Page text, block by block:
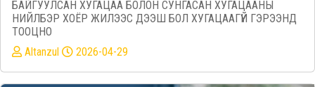
БАЙГУУЛСАН ХУГАЦАА БОЛОН СУНГАСАН ХУГАЦААНЫ
НИЙЛБЭР ХОЁР ЖИЛЭЭС ДЭЭШ БОЛ ХУГАЦААГҮЙ ГЭРЭЭНД
ТООЦНО
Altanzul
2026-04-29